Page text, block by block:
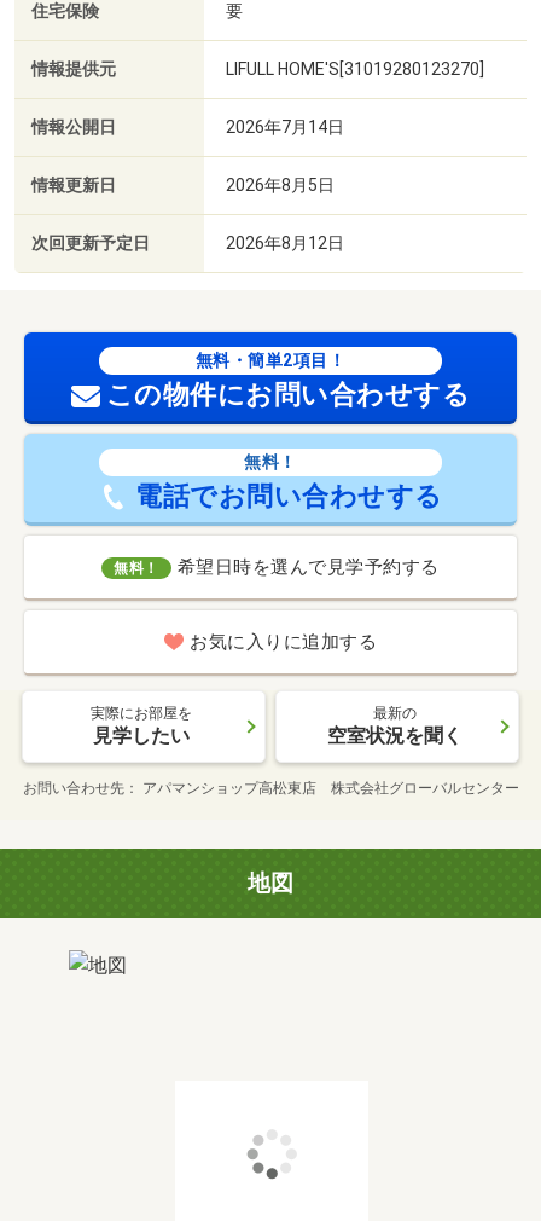
住宅保険 要
情報提供元 LIFULL HOME'S[31019280123270]
情報公開日 2026年7月14日
情報更新日 2026年8月5日
次回更新予定日 2026年8月12日
無料・簡単2項目！
この物件にお問い合わせする
無料！
電話でお問い合わせする
無料！ 希望日時を選んで見学予約する
お気に入りに追加する
実際にお部屋を
見学したい
最新の
空室状況を聞く
お問い合わせ先 アパマンショップ高松東店 株式会社グローバルセンター
地図